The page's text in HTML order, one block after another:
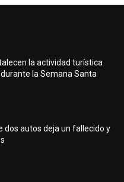
la actividad turística
la Semana Santa
dos autos deja un fallecido y